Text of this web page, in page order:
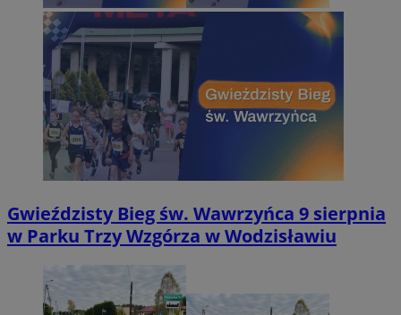
Gwieździsty Bieg św. Wawrzyńca 9 sierpnia
w Parku Trzy Wzgórza w Wodzisławiu